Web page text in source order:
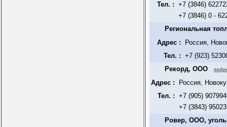
Тел. : +7 (3846)
+7 (3846) 0 -
Региональная
Адрес :
Россия,
Тел. : +7 (923)
Рекорд, ООО
Адрес :
Россия,
Тел. : +7 (905)
+7 (3843)
Ровер, ООО,